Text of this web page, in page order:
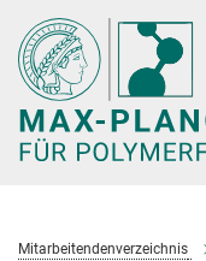
Hauptinhalt
Mitarbeitendenverzeichnis